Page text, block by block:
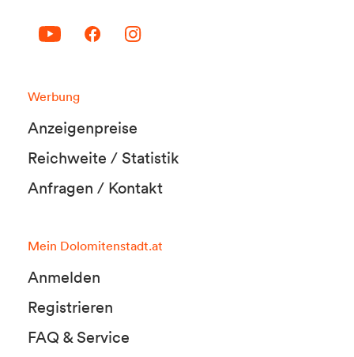
Werbung
Anzeigenpreise
Reichweite / Statistik
Anfragen / Kontakt
Mein Dolomitenstadt.at
Anmelden
Registrieren
FAQ & Service